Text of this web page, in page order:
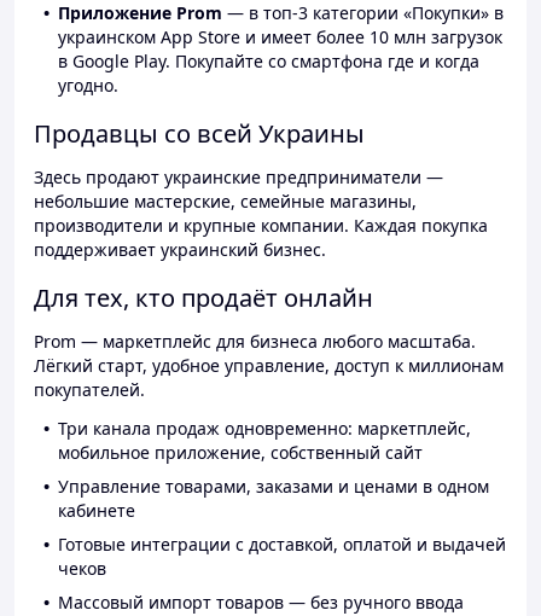
Приложение Prom — в топ-3 категории «Покупки» в
украинском App Store и имеет более 10 млн загрузок
в Google Play. Покупайте со смартфона где и когда
угодно.
Продавцы со всей Украины
Здесь продают украинские предприниматели —
небольшие мастерские, семейные магазины,
производители и крупные компании. Каждая покупка
поддерживает украинский бизнес.
Для тех, кто продаёт онлайн
Prom — маркетплейс для бизнеса любого масштаба.
Лёгкий старт, удобное управление, доступ к миллионам
покупателей.
Три канала продаж одновременно: маркетплейс,
мобильное приложение, собственный сайт
Управление товарами, заказами и ценами в одном
кабинете
Готовые интеграции с доставкой, оплатой и выдачей
чеков
Массовый импорт товаров — без ручного ввода